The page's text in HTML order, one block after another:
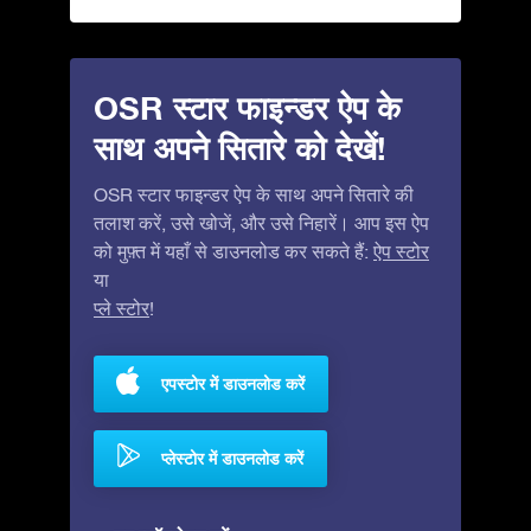
OSR स्टार फाइन्डर ऐप के
साथ अपने सितारे को देखें!
OSR स्टार फाइन्डर ऐप के साथ अपने सितारे की
तलाश करें, उसे खोजें, और उसे निहारें। आप इस ऐप
को मुफ़्त में यहाँ से डाउनलोड कर सकते हैं: ऐप स्टोर
या
प्ले स्टोर!
एपस्टोर में डाउनलोड करें
प्लेस्टोर में डाउनलोड करें